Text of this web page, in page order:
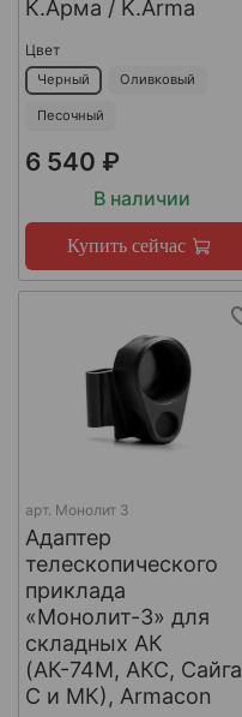
К.Арма / K.Arma
Цвет
Черный Оливковый
Песочный
6 540 ₽
В наличии
Купить сейчас
арт. Монолит 3
Адаптер
телескопического
приклада
«Монолит-3» для
складных АК
(АК-74М, АКС, Сайга
С и МК), Armacon